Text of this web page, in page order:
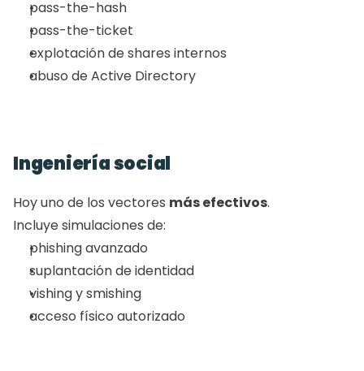
pass-the-hash
pass-the-ticket
explotación de shares internos
abuso de Active Directory
Ingeniería social
Hoy uno de los vectores más efectivos.
Incluye simulaciones de:
phishing avanzado
suplantación de identidad
vishing y smishing
acceso físico autorizado